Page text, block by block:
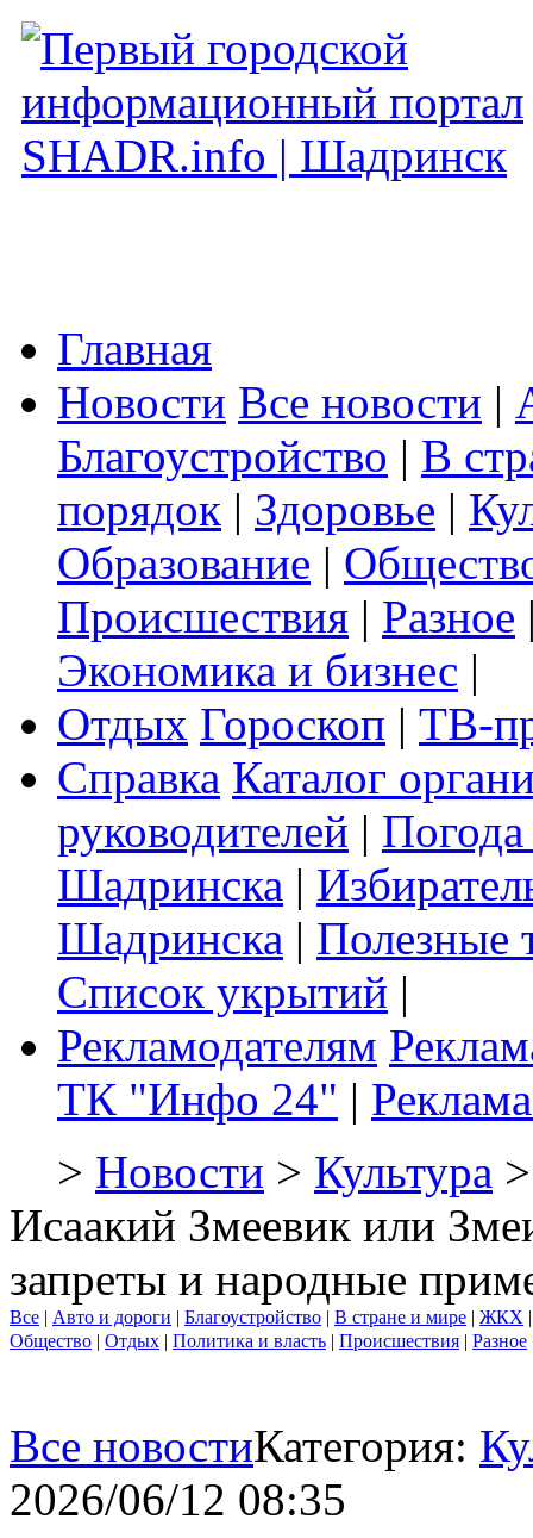
Главная
Новости Все новости |
Благоустройство | В
порядок | Здоровье |
Образование |
Происшествия | Разное
Экономика и бизнес |
Отдых Гороскоп | ТВ-
Справка Каталог
руководителей |
Шадринска |
Шадринска | Полезные
Список укрытий |
Рекламодателям
ТК "Инфо 24" |
> Новости > Культура
Исаакий Змеевик или
запреты и народные
Все | Авто и дороги | Благоустройство | В стране и мире | ЖКХ
Общество | Отдых | Политика и власть | Происшествия | Разное
Все новостиКатегория:
2026/06/12 08:35